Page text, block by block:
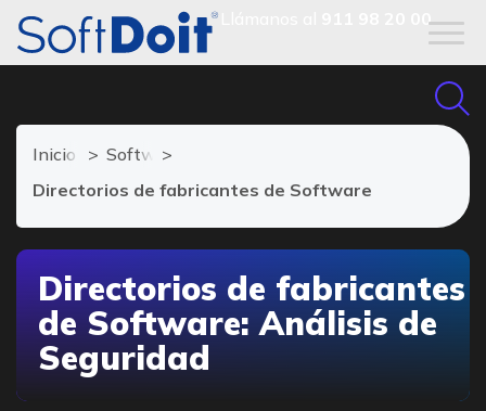
911 98 20 00
Inicio
Software Análisis de Seguridad
Directorios de fabricantes de Software
Directorios de fabricantes
de Software: Análisis de
Seguridad